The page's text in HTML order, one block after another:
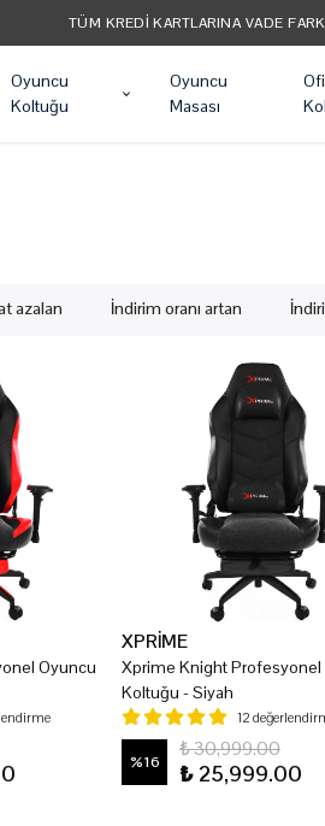
TÜM KREDI KARTLARINA VADE
Oyuncu
Koltuğu
Oyuncu
Masası
azalan İndirim oranı artan
Oyuncu
XPRİME
Xprime Knight Profesyonel
Koltuğu - Siyah
12
%16
₺ 30,999.00
₺ 25,999.00